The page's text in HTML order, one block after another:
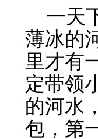
一天
薄冰的
里才有
定带领
的河水
包，第